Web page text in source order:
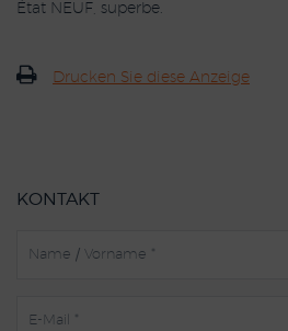
État NEUF, superbe.
Drucken Sie diese Anzeige
KONTAKT